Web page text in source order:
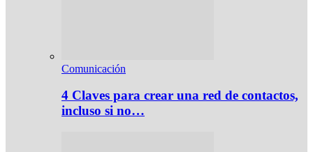
Comunicación
4 Claves para crear una red de contactos,
incluso si no…